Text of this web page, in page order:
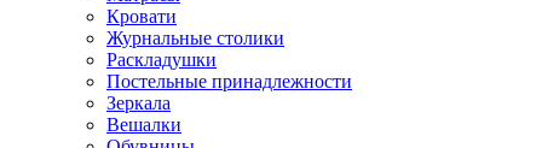
Кровати
Журнальные столики
Раскладушки
Постельные принадлежности
Зеркала
Вешалки